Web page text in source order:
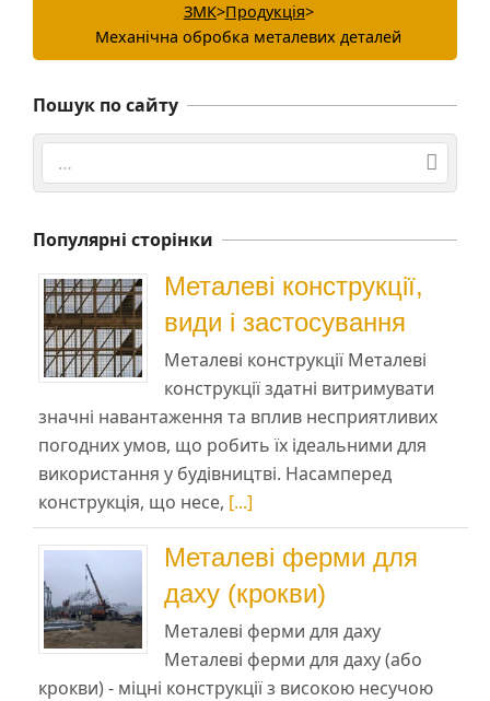
ЗМК>Продукція>
Механічна обробка металевих деталей
Пошук по сайту
Search
Популярні сторінки
Металеві конструкції,
види і застосування
Металеві конструкції Металеві
конструкції здатні витримувати
значні навантаження та вплив несприятливих
погодних умов, що робить їх ідеальними для
використання у будівництві. Насамперед
конструкція, що несе, [...]
Металеві ферми для
даху (крокви)
Металеві ферми для даху
Металеві ферми для даху (або
крокви) - міцні конструкції з високою несучою